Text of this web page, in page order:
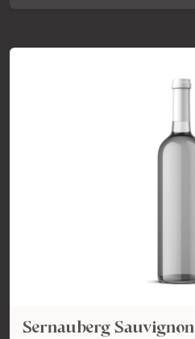
Sernauberg